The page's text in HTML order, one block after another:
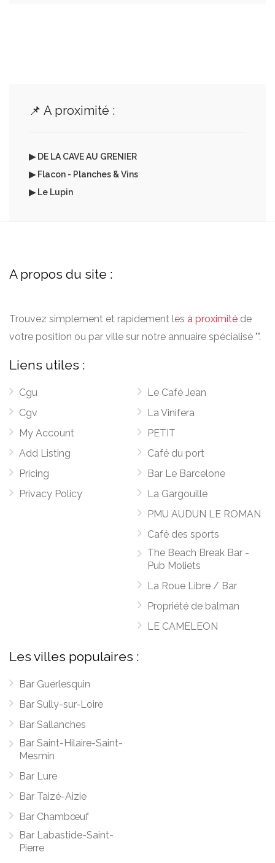
📌 A proximité :
▶ DE LA CAVE AU GRENIER
▶ Flacon - Planches & Vins
▶ Le Lupin
A propos du site :
Trouvez simplement et rapidement les à proximité de
votre position ou par ville sur notre annuaire spécialisé "".
Liens utiles :
Cgu
Cgv
My Account
Add Listing
Pricing
Privacy Policy
Le Café Jean
La Vinifera
PETIT
Café du port
Bar Le Barcelone
La Gargouille
PMU AUDUN LE ROMAN
Café des sports
The Beach Break Bar -
Pub Moliets
La Roue Libre / Bar
Propriété de balman
LE CAMELEON
Les villes populaires :
Bar Guerlesquin
Bar Sully-sur-Loire
Bar Sallanches
Bar Saint-Hilaire-Saint-
Mesmin
Bar Lure
Bar Taizé-Aizie
Bar Chambœuf
Bar Labastide-Saint-
Pierre